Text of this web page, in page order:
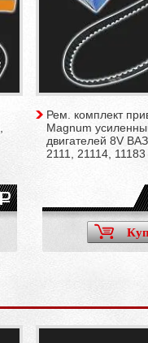
Рем. комплект
Magnum
двигателей 8V
2111, 21114, 11183